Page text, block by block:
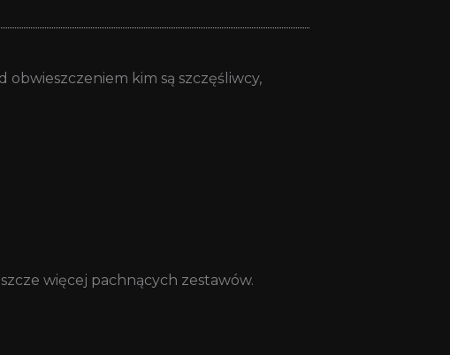
obwieszczeniem kim są szczęśliwcy,
więcej pachnących zestawów.